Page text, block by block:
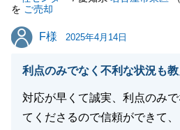
を ご売却
F様
F様 2025年4月14日
利点のみでなく不利な状況も
対応が早くて誠実、利点のみ
てくださるので信頼ができて